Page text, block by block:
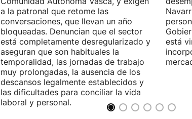
a la patronal que retome las
conversaciones, que llevan un año
bloqueadas. Denuncian que el sector
está completamente desregularizado y
aseguran que son habituales la
temporalidad, las jornadas de trabajo
muy prolongadas, la ausencia de los
descansos legalmente establecidos y
las dificultades para conciliar la vida
laboral y personal.
está